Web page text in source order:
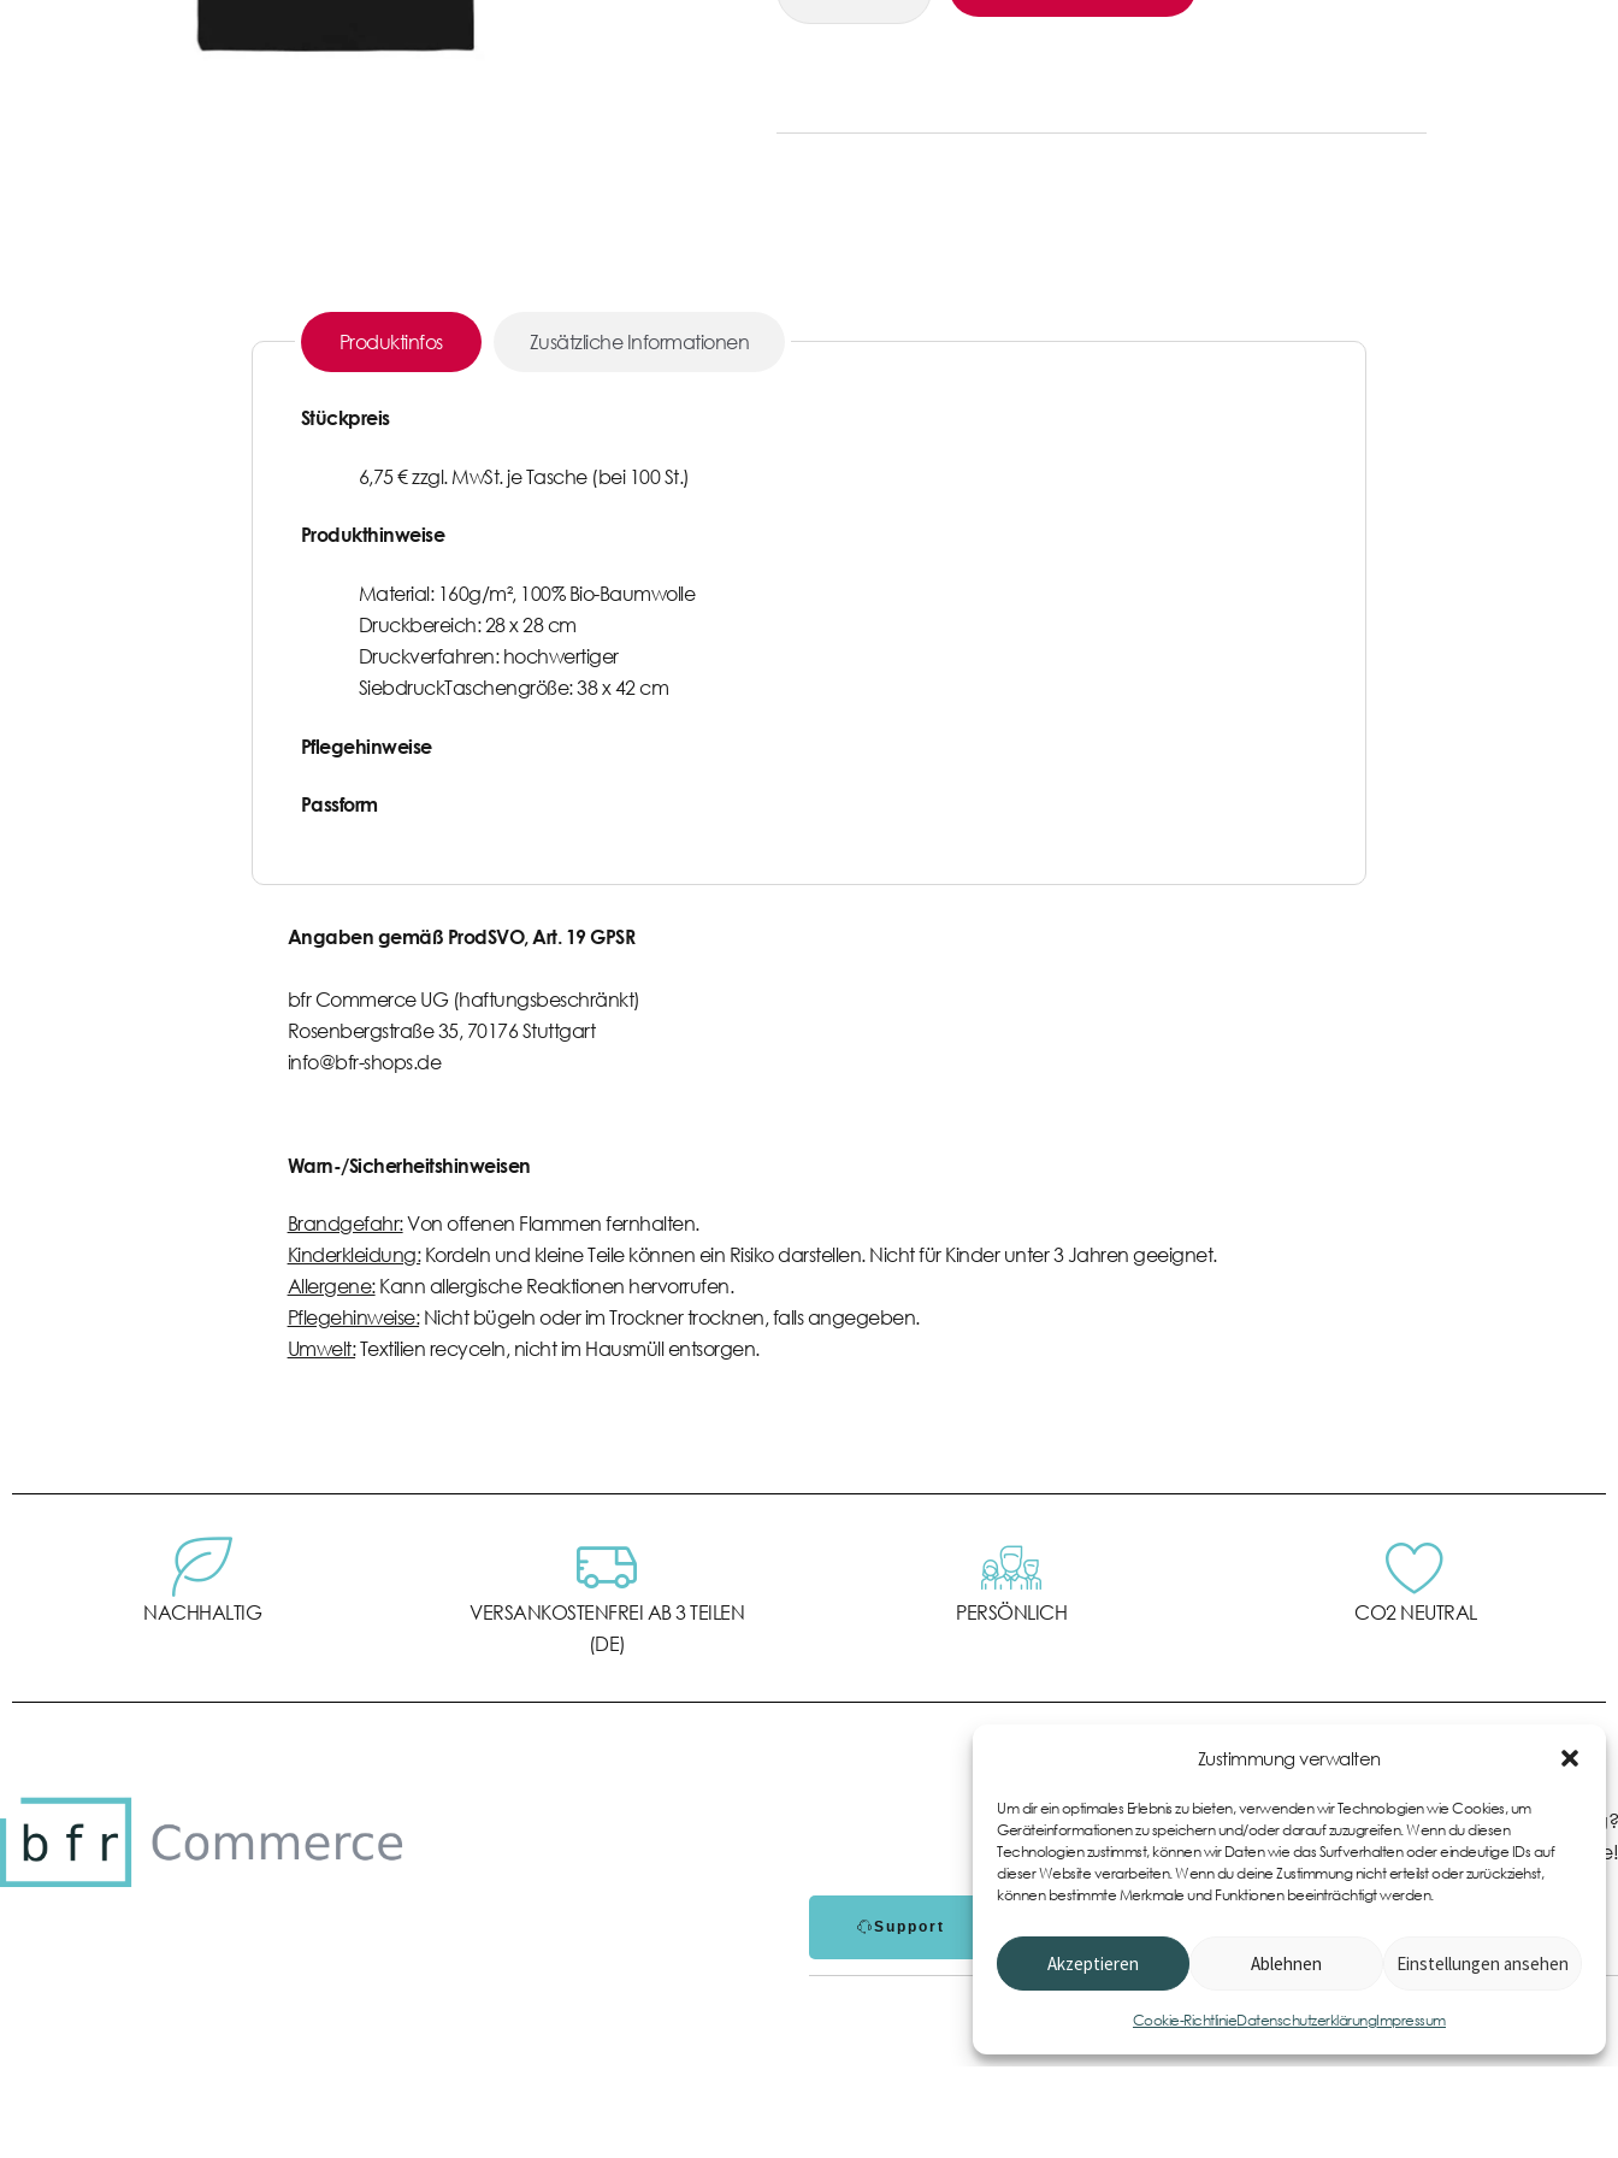
Zustimmung verwalten
Um dir ein optimales Erlebnis zu bieten, verwenden wir Technologien wie Cookies, um
Geräteinformationen zu speichern und/oder darauf zuzugreifen. Wenn du diesen
Technologien zustimmst, können wir Daten wie das Surfverhalten oder eindeutige IDs auf
dieser Website verarbeiten. Wenn du deine Zustimmung nicht erteilst oder zurückziehst,
können bestimmte Merkmale und Funktionen beeinträchtigt werden.
Akzeptieren Ablehnen Einstellungen ansehen
Cookie-RichtlinieDatenschutzerklärungImpressum
Produktinfos Zusätzliche Informationen
Stückpreis
6,75 € zzgl. MwSt. je Tasche (bei 100 St.)
Produkthinweise
Material: 160g/m², 100% Bio-Baumwolle
Druckbereich: 28 x 28 cm
Druckverfahren: hochwertiger
SiebdruckTaschengröße: 38 x 42 cm
Pflegehinweise
Passform
Angaben gemäß ProdSVO, Art. 19 GPSR
bfr Commerce UG (haftungsbeschränkt)
Rosenbergstraße 35, 70176 Stuttgart
info@bfr-shops.de
Warn-/Sicherheitshinweisen
Brandgefahr:Von offenen Flammen fernhalten.
Kinderkleidung:Kordeln und kleine Teile können ein Risiko darstellen. Nicht für Kinder unter 3 Jahren geeignet.
Allergene:Kann allergische Reaktionen hervorrufen.
Pflegehinweise:Nicht bügeln oder im Trockner trocknen, falls angegeben.
Umwelt:Textilien recyceln, nicht im Hausmüll entsorgen.
NACHHALTIG
VERSANKOSTENFREI AB 3 TEILEN
(DE)
PERSÖNLICH CO2 NEUTRAL
Du hast Fragen zu den Produkten oder zur Bestellung?
Kontaktiere uns gerne!
Support